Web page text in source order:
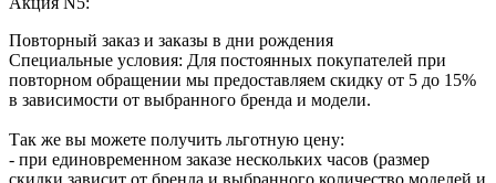
Повторный заказ и заказы в дни рождения
Специальные условия: Для постоянных покупателей при
повторном обращении мы предоставляем скидку от 5 до 15%
в зависимости от выбранного бренда и модели.
Так же вы можете получить льготную цену:
- при единовременном заказе нескольких часов (размер
скидки зависит от бренда и выбранного количество моделей и